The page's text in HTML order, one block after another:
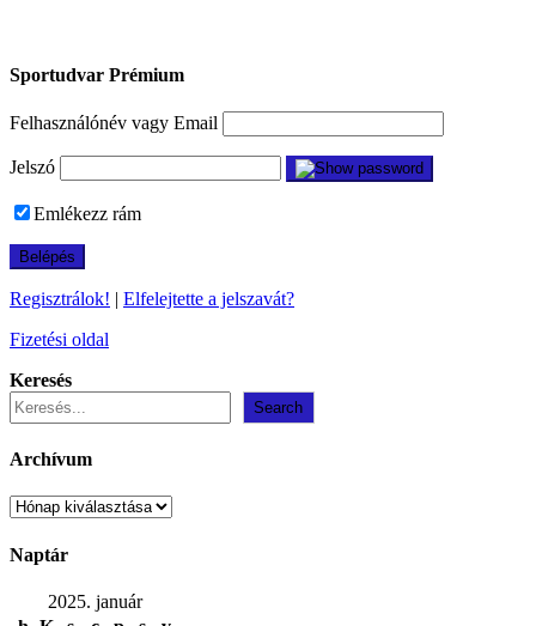
Sportudvar Prémium
Felhasználónév vagy Email
Jelszó
Emlékezz rám
Regisztrálok! | Elfelejtette a jelszavát?
Fizetési oldal
Keresés
Search
Archívum
Archívum
Naptár
2025. január